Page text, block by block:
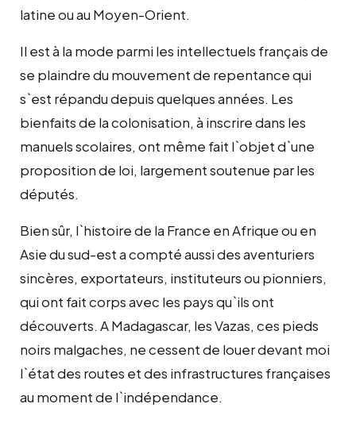
latine ou au Moyen-Orient.
Il est à la mode parmi les intellectuels français de
se plaindre du mouvement de repentance qui
s`est répandu depuis quelques années. Les
bienfaits de la colonisation, à inscrire dans les
manuels scolaires, ont même fait l`objet d`une
proposition de loi, largement soutenue par les
députés.
Bien sûr, l`histoire de la France en Afrique ou en
Asie du sud-est a compté aussi des aventuriers
sincères, exportateurs, instituteurs ou pionniers,
qui ont fait corps avec les pays qu`ils ont
découverts. A Madagascar, les Vazas, ces pieds
noirs malgaches, ne cessent de louer devant moi
l`état des routes et des infrastructures françaises
au moment de l`indépendance.